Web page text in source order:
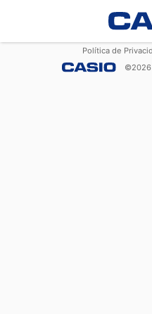
Política de
©2026